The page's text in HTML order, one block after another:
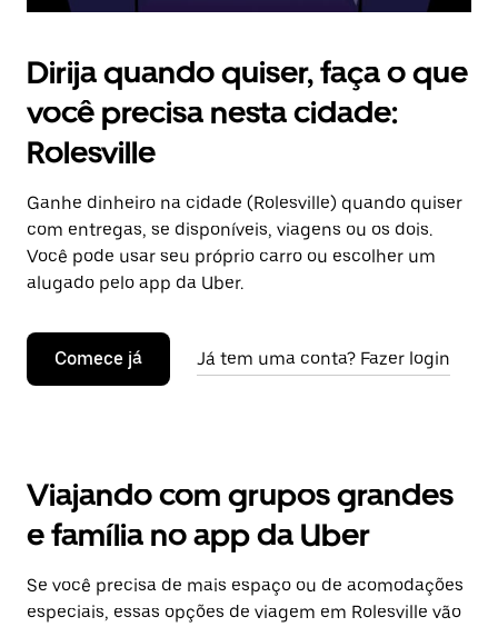
Dirija quando quiser, faça o que
você precisa nesta cidade:
Rolesville
Ganhe dinheiro na cidade (Rolesville) quando quiser
com entregas, se disponíveis, viagens ou os dois.
Você pode usar seu próprio carro ou escolher um
alugado pelo app da Uber.
Comece já Já tem uma conta? Fazer login
Viajando com grupos grandes
e família no app da Uber
Se você precisa de mais espaço ou de acomodações
especiais, essas opções de viagem em Rolesville vão